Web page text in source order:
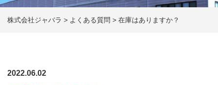
株式会社ジャバラ > よくある質問 > 在庫はありますか？
2022.06.02